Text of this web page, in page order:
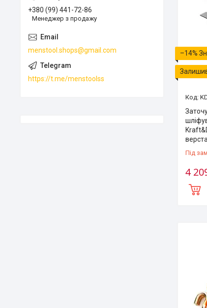
–14%
Під
4
+380 (99) 441-72-86
Менеджер з продажу
menstool.shops@gmail.com
https://t.me/menstoolss